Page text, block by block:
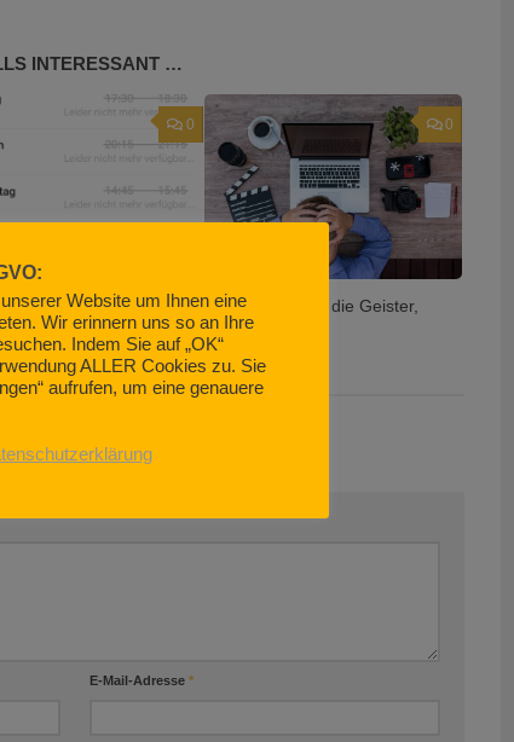
INTERESSANT …
0
24, 2020
0
YouTube – oder die Geister,
die ich rief.
MAI 8, 2019
E-Mail-Adresse*
Website um Ihnen eine
Wir erinnern uns so an Ihre
Indem Sie auf „OK“
ALLER Cookies zu. Sie
aufrufen, um eine genauere